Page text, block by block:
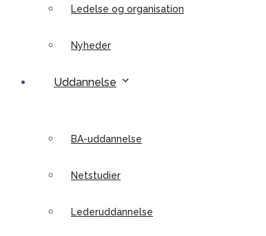
Ledelse og organisation
Nyheder
Uddannelse
BA-uddannelse
Netstudier
Lederuddannelse